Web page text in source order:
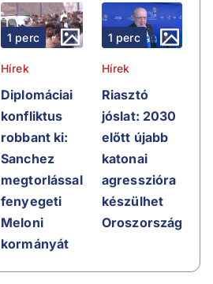
1 perc
Hírek
Diplomáciai
konfliktus
robbant ki:
Sanchez
megtorlással
fenyegeti
Meloni
kormányát
1 perc
Hírek
Riasztó
jóslat: 2030
előtt újabb
katonai
agresszióra
készülhet
Oroszország